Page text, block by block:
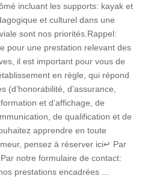
incluant les supports: kayak et
et culturel dans une
sont nos priorités.Rappel:
pour une prestation relevant des
il est important pour vous de
en règle, qui répond
(d’honorabilité, d’assurance,
et d’affichage, de
de qualification et de
apprendre en toute
pensez à réserver ici↵ Par
notre formulaire de contact:
prestations encadrées ...